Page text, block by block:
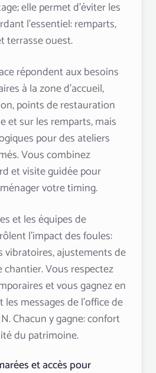
elle permet d’éviter les
l’essentiel: remparts,
terrasse ouest.
répondent aux besoins
à la zone d’accueil,
points de restauration
et sur les remparts, mais
pour des ateliers
Vous combinez
et visite guidée pour
votre timing.
et les équipes de
l’impact des foules:
vibratoires, ajustements de
chantier. Vous respectez
et vous gagnez en
messages de l’office de
Chacun y gagne: confort
du patrimoine.
et accès pour